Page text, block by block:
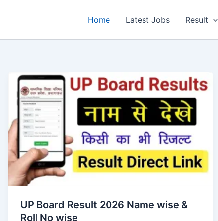
Home Latest Jobs Result
UP Board Result 2026 Name wise &
Roll No wise